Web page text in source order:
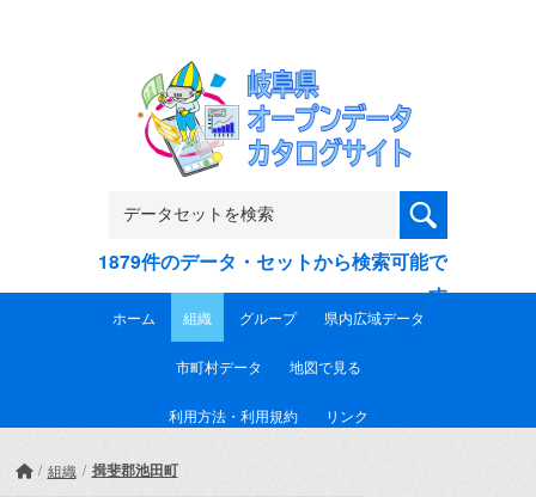
1879件のデータ・セットから検索可能で
す
ホーム 組織 グループ 県内広域データ
市町村データ 地図で見る
利用方法・利用規約 リンク
組織 揖斐郡池田町